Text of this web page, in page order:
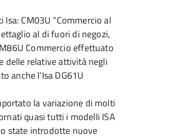
CM03U “Commercio al
al di fuori di negozi,
Commercio effettuato
delle relative attività negli
anche l’Isa DG61U
la variazione di molti
quasi tutti i modelli ISA
state introdotte nuove